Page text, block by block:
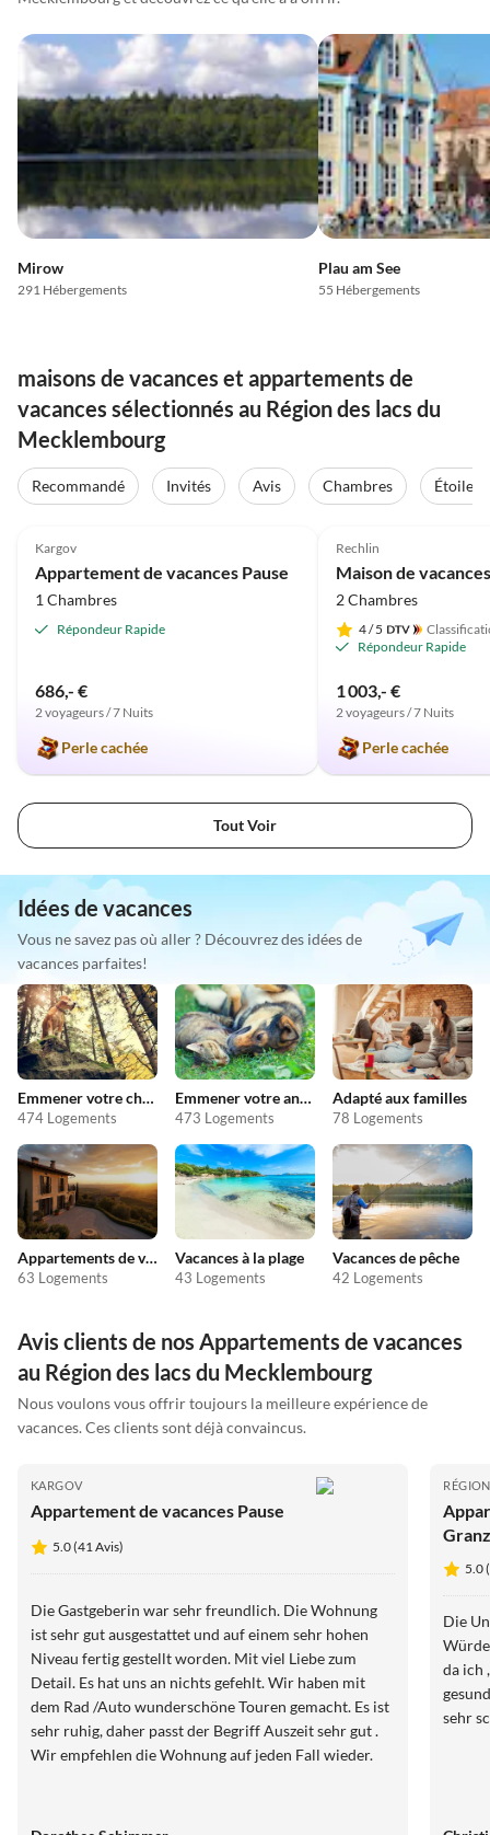
Mirow
291 Hébergements
Plau am See
55 Hébergements
maisons de vacances et appartements de
vacances sélectionnés au Région des lacs du
Mecklembourg
Recommandé Invités Avis Chambres Étoiles
Meilleure
Kargov
Appartement de vacances Pause
1 Chambres
Répondeur Rapide
686,- €
2 voyageurs / 7 Nuits
Perle cachée
Rechlin
Maison de
2 Chambres
4/ 5
Répondeur Rapide
1 003,- €
2 voyageurs / 7 Nuits
Perle cachée
Tout Voir
Idées de vacances
Vous ne savez pas où aller ? Découvrez des idées de
vacances parfaites!
Emmener votre chien en vacances
474 Logements
Emmener votre animal en vacances
473 Logements
Adapté aux familles
78 Logements
Appartements de vacances pas chers
63 Logements
Vacances à la plage
43 Logements
Vacances de pêche
42 Logements
Avis clients de nos Appartements de vacances
au Région des lacs du Mecklembourg
Nous voulons vous offrir toujours la meilleure expérience de
vacances. Ces clients sont déjà convaincus.
KARGOV
Appartement de vacances Pause
5.0 (41 Avis)
Die Gastgeberin war sehr freundlich. Die Wohnung
ist sehr gut ausgestattet und auf einem sehr hohen
Niveau fertig gestellt worden. Mit viel Liebe zum
Detail. Es hat uns an nichts gefehlt. Wir haben mit
dem Rad /Auto wunderschöne Touren gemacht. Es ist
sehr ruhig, daher passt der Begriff Auszeit sehr gut .
Wir empfehlen die Wohnung auf jeden Fall wieder.
5.0
Die
da ich